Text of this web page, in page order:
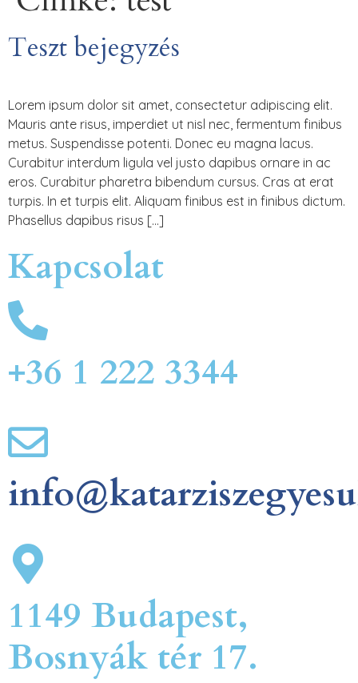
Teszt bejegyzés
Lorem ipsum dolor sit amet, consectetur adipiscing elit.
Mauris ante risus, imperdiet ut nisl nec, fermentum finibus
metus. Suspendisse potenti. Donec eu magna lacus.
Curabitur interdum ligula vel justo dapibus ornare in ac
eros. Curabitur pharetra bibendum cursus. Cras at erat
turpis. In et turpis elit. Aliquam finibus est in finibus dictum.
Phasellus dapibus risus […]
Kapcsolat
+36 1 222 3344
1149 Budapest,
Bosnyák tér 17.